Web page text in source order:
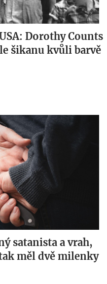
Dorothy Counts
šikanu kvůli barvě
satanista a vrah,
měl dvě milenky